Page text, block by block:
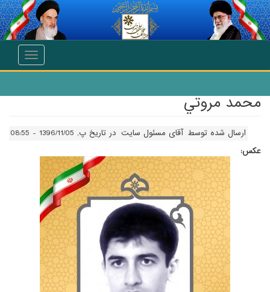
انتقال به محتوای اصلی
Toggle
محمد مروتي
ارسال شده توسط آقای مسئول سایت در تاریخ پ, 1396/11/05 - 08:55
عکس: